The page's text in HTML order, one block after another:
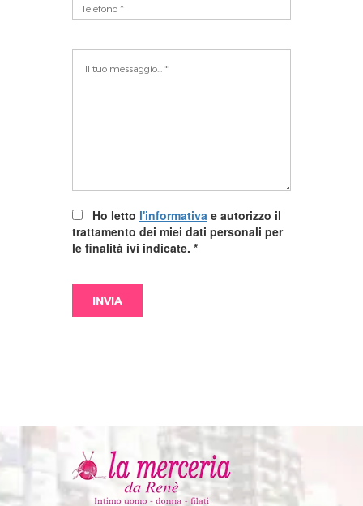
Ho letto l'informativa e autorizzo il
trattamento dei miei dati personali per
le finalità ivi indicate. *